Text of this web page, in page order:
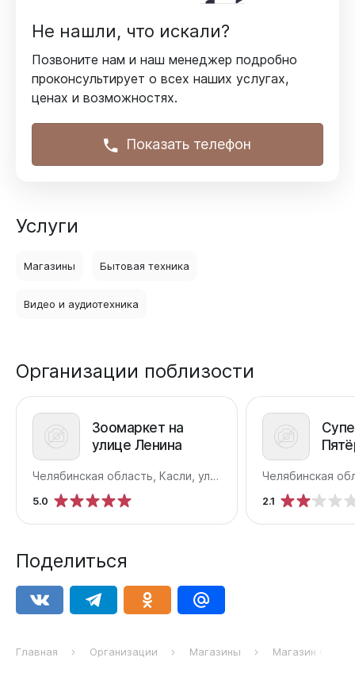
Не нашли, что искали?
Позвоните нам и наш менеджер подробно
проконсультирует о всех наших услугах,
ценах и возможностях.
Показать телефон
Услуги
Магазины Бытовая техника
Видео и аудиотехника
Организации поблизости
Зоомаркет на
улице Ленина
Челябинская область, Касли, улица Ленина, 10/1
5.0 2.1
Поделиться
Главная Организации Магазины Магазин Орион